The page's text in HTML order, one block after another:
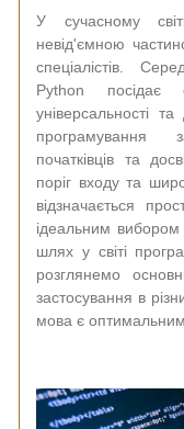
У сучасному
невід'ємною
спеціалістів.
Python посідає
універсальності
програмування
початківців та
поріг входу та
відзначається
ідеальним вибором
шлях у світі
розглянемо
застосування в
мова є оптимальним